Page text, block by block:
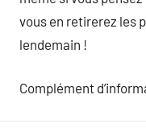
vous en retirerez les
lendemain !
Complément